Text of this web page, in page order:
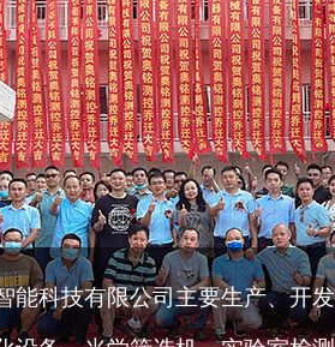
能科技有限公司主要生产、开